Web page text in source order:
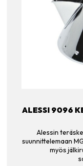
ALESSI 9096
Alessin
suunnittelemaan
myös